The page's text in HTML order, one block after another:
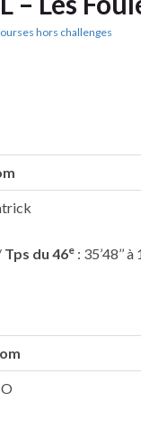
hors challenges
Tps du 46e : 35’48’’